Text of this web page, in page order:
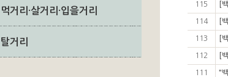
먹거리·살거리·입을거리
탈거리
115 [
114 [
113 [
112 [
111 "